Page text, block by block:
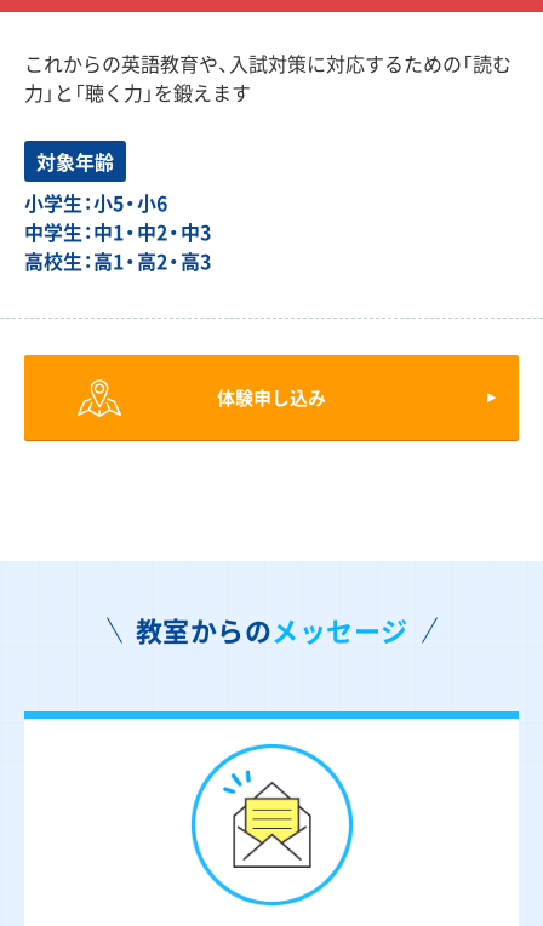
これからの英語教育や、入試対策に対応するための「読む
力」と「聴く力」を鍛えます
対象年齢
小学生：小5・小6
中学生：中1・中2・中3
高校生：高1・高2・高3
体験申し込み
教室からのメッセージ